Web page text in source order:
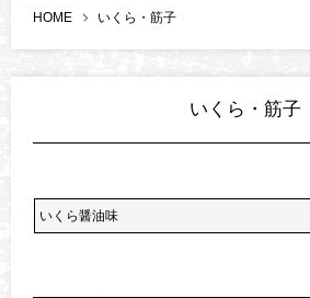
HOME いくら・筋子
いくら・筋子
いくら醤油味